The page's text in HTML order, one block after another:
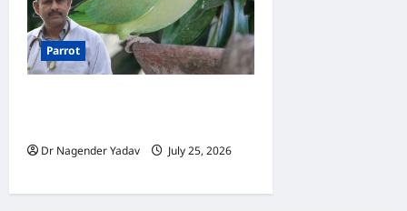
Parrot
Dr Nagender Yadav
July 25, 2026